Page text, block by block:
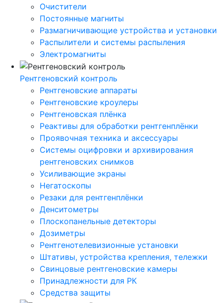
Очистители
Постоянные магниты
Размагничивающие устройства и установки
Распылители и системы распыления
Электромагниты
Рентгеновский контроль
Рентгеновские аппараты
Рентгеновские кроулеры
Рентгеновская плёнка
Реактивы для обработки рентгенплёнки
Проявочная техника и аксессуары
Системы оцифровки и архивирования
рентгеновских снимков
Усиливающие экраны
Негатоскопы
Резаки для рентгенплёнки
Денситометры
Плоскопанельные детекторы
Дозиметры
Рентгенотелевизионные установки
Штативы, устройства крепления, тележки
Свинцовые рентгеновские камеры
Принадлежности для РК
Средства защиты